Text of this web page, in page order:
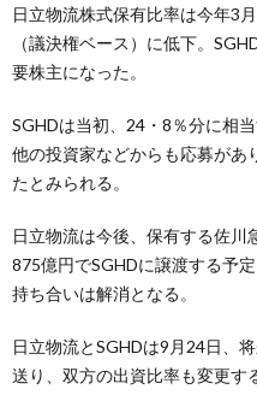
日立物流株式保有比率は今年3
（議決権ベース）に低下。
要株主になった。
SGHDは当初、24・8％分に相
他の投資家などからも応募があ
たとみられる。
日立物流は今後、保有する佐
875億円でSGHDに譲渡する予
持ち合いは解消となる。
日立物流とSGHDは9月24日、
送り、双方の出資比率も変更す